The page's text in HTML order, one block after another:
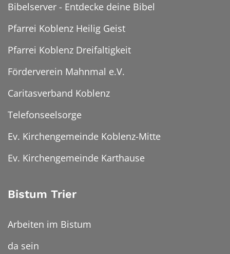
Bibelserver - Entdecke deine Bibel
Pfarrei Koblenz Heilig Geist
Pfarrei Koblenz Dreifaltigkeit
Förderverein Mahnmal e.V.
Caritasverband Koblenz
Telefonseelsorge
Ev. Kirchengemeinde Koblenz-Mitte
Ev. Kirchengemeinde Karthause
Bistum Trier
Arbeiten im Bistum
da sein